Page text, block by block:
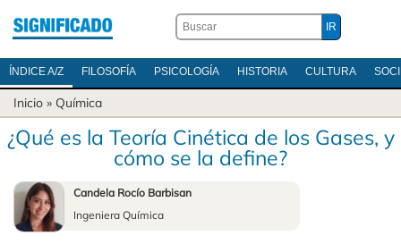
ÍNDICE A/Z FILOSOFÍA PSICOLOGÍA HISTORIA CULTURA
Inicio » Química
¿Qué es la Teoría Cinética de los Gases, y
cómo se la define?
Candela Rocío Barbisan
Ingeniera Química